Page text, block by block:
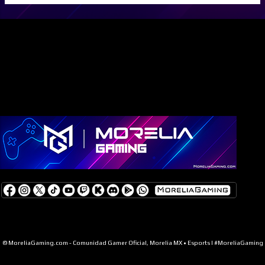
d
© MoreliaGaming.com - Comunidad Gamer Oficial, Morelia MX • Esports | #MoreliaGaming